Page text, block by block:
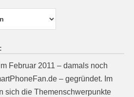
Februar 2011 – damals noch
– gegründet. Im
sich die Themenschwerpunkte